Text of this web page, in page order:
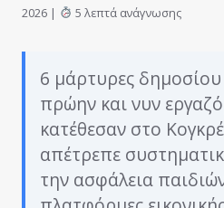
2026 |
5 λεπτά ανάγνωσης
6 μάρτυρες
πρώην και νυν
κατέθεσαν στο
απέτρεπε
την ασφάλεια